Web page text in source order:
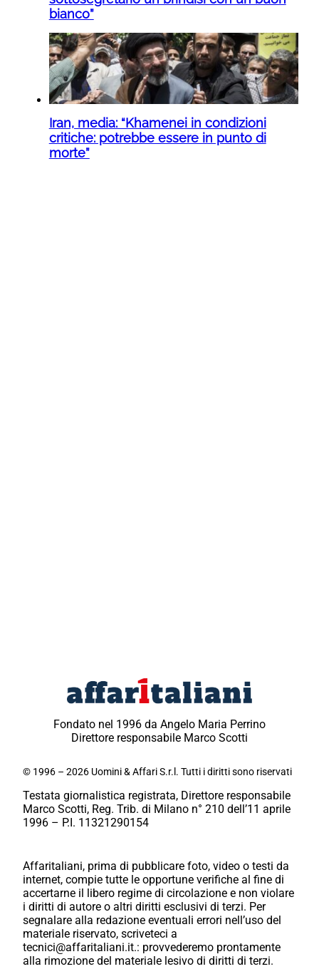
bianco”
Iran, media: “Khamenei in condizioni
critiche: potrebbe essere in punto di
morte”
Fondato nel 1996 da Angelo Maria Perrino
Direttore responsabile Marco Scotti
© 1996 – 2026 Uomini & Affari S.r.l. Tutti i diritti sono riservati
Testata giornalistica registrata, Direttore responsabile
Marco Scotti, Reg. Trib. di Milano n° 210 dell’11 aprile
1996 – P.I. 11321290154
Affaritaliani, prima di pubblicare foto, video o testi da
internet, compie tutte le opportune verifiche al fine di
accertarne il libero regime di circolazione e non violare
i diritti di autore o altri diritti esclusivi di terzi. Per
segnalare alla redazione eventuali errori nell’uso del
materiale riservato, scriveteci a
tecnici@affaritaliani.it.: provvederemo prontamente
alla rimozione del materiale lesivo di diritti di terzi.